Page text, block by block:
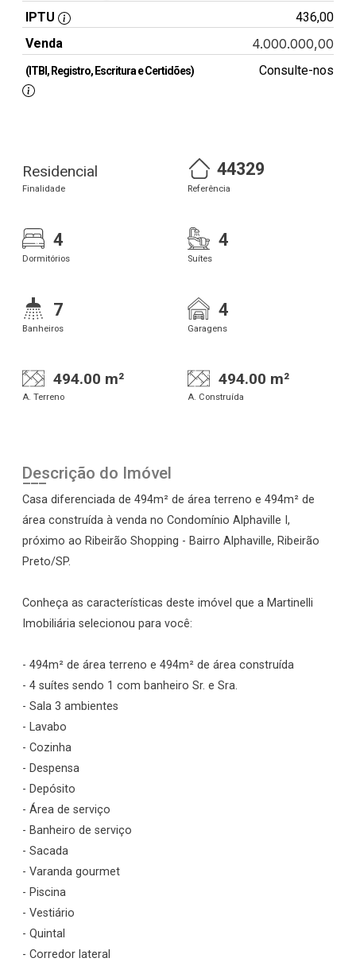
IPTU
436,00
Venda
4.000.000,00
(ITBI, Registro, Escritura e Certidões) Consulte-nos
Residencial
Finalidade
44329
Referência
4
Dormitórios
4
Suítes
7
Banheiros
4
Garagens
494.00 m²
A. Terreno
494.00 m²
A. Construída
Descrição do Imóvel
Casa diferenciada de 494m² de área terreno e 494m² de
área construída à venda no Condomínio Alphaville I,
próximo ao Ribeirão Shopping - Bairro Alphaville, Ribeirão
Preto/SP.
Conheça as características deste imóvel que a Martinelli
Imobiliária selecionou para você:
- 494m² de área terreno e 494m² de área construída
- 4 suítes sendo 1 com banheiro Sr. e Sra.
- Sala 3 ambientes
- Lavabo
- Cozinha
- Despensa
- Depósito
- Área de serviço
- Banheiro de serviço
- Sacada
- Varanda gourmet
- Piscina
- Vestiário
- Quintal
- Corredor lateral